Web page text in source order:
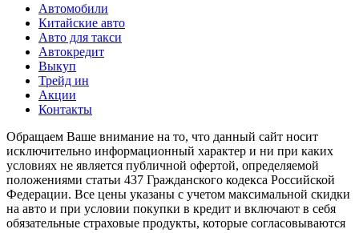
Автомобили
Китайские авто
Авто для такси
Автокредит
Выкуп
Трейд ин
Акции
Контакты
Обращаем Ваше внимание на то, что данный сайт носит
исключительно информационный характер и ни при каких
условиях не является публичной офертой, определяемой
положениями статьи 437 Гражданского кодекса Российской
Федерации. Все цены указаны с учетом максимальной скидки
на авто и при условии покупки в кредит и включают в себя
обязательные страховые продукты, которые согласовываются